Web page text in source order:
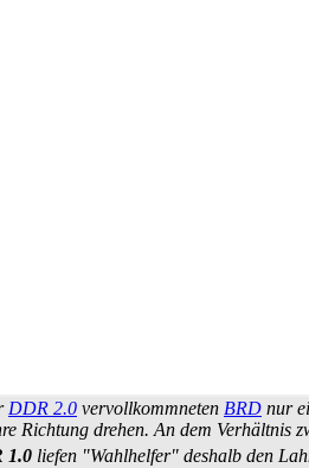
DDR 2.0 vervollkommneten BRD nur
Richtung drehen. An dem Verhältnis
1.0 liefen "Wahlhelfer" deshalb den